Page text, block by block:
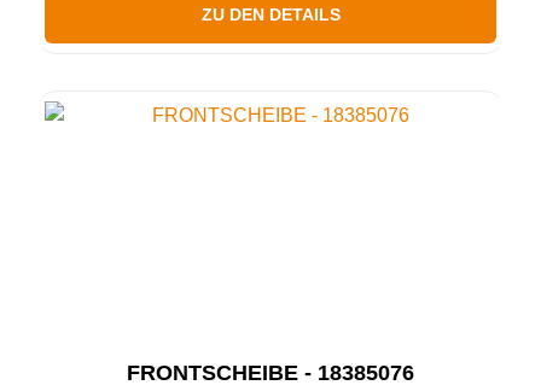
ZU DEN DETAILS
FRONTSCHEIBE - 18385076